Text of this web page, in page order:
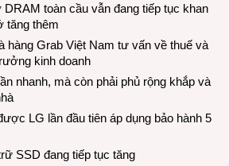
toàn cầu vẫn đang tiếp tục khan
tăng thêm
hàng Grab Việt Nam tư vấn về thuế và
kinh doanh
nhanh, mà còn phải phủ rộng khắp và
LG lần đầu tiên áp dụng bảo hành 5
SSD đang tiếp tục tăng